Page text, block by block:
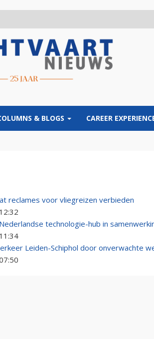
& BLOGS CAREER
reclames voor vliegreizen verbieden
technologie-hub in
Leiden-Schiphol door onverwachte